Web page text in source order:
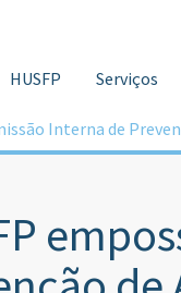
HUSFP Serviços
Interna de